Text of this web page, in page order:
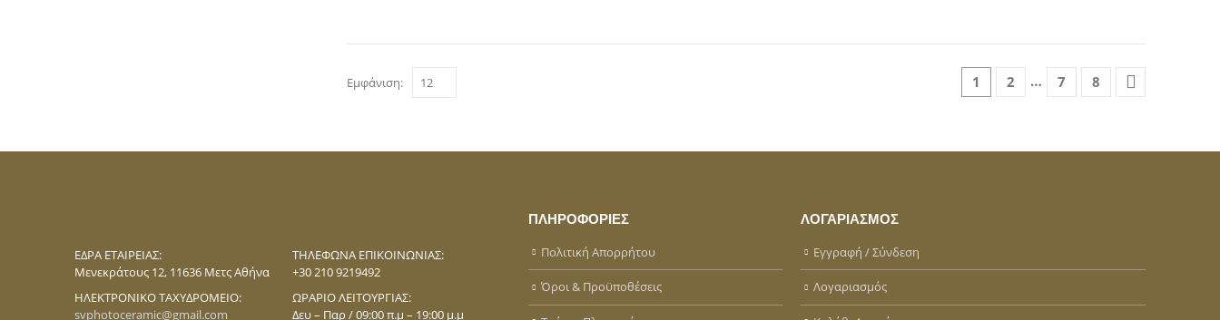
Εμφάνιση: 1 2 … 7 8
ΕΔΡΑ ΕΤΑΙΡΕΊΑΣ:
Mενεκράτους 12, 11636 Mετς Αθήνα
ΤΗΛΈΦΩΝΑ ΕΠΙΚΟΙΝΩΝΊΑΣ:
+30 210 9219492
ΗΛΕΚΤΡΟΝΙΚΌ ΤΑΧΥΔΡΟΜΕΊΟ:
svphotoceramic@gmail.com
ΩΡΆΡΙΟ ΛΕΙΤΟΥΡΓΊΑΣ:
Δευ – Παρ / 09:00 π.μ – 19:00 μ.μ
ΠΛΗΡΟΦΟΡΙΕΣ
Πολιτική Απορρήτου
Όροι & Προϋποθέσεις
ΛΟΓΑΡΙΑΣΜΌΣ
Εγγραφή / Σύνδεση
Λογαριασμός